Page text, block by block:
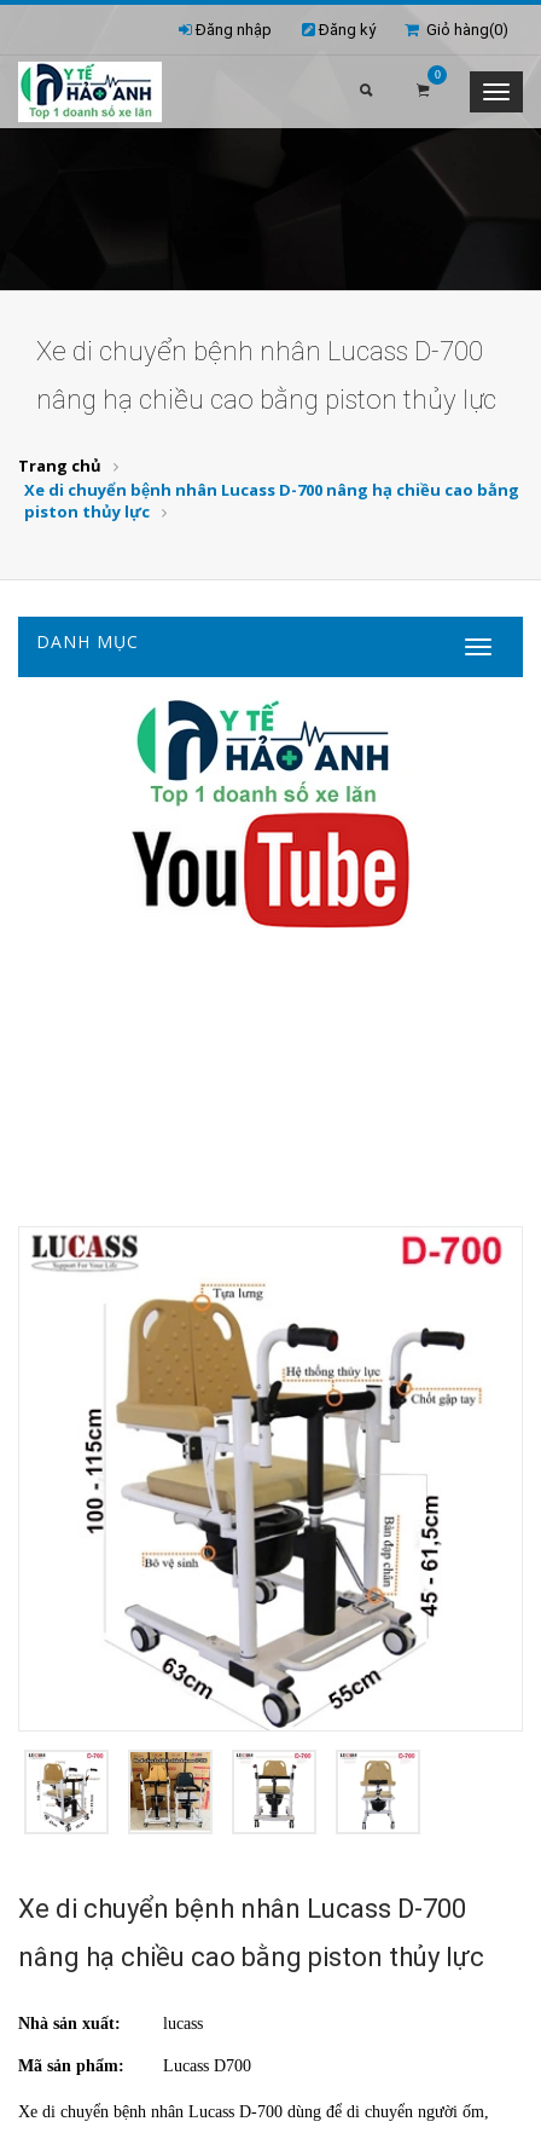
Giỏ hàng(0)
Đăng nhập Đăng ký
0
Xe di chuyển bệnh nhân Lucass D-700
nâng hạ chiều cao bằng piston thủy lực
Trang chủ
Xe di chuyển bệnh nhân Lucass D-700 nâng hạ chiều cao bằng
piston thủy lực
DANH MỤC
Xe di chuyển bệnh nhân Lucass D-700
nâng hạ chiều cao bằng piston thủy lực
Nhà sản xuất: lucass
Mã sản phẩm: Lucass D700
Xe di chuyển bệnh nhân Lucass D-700 dùng để di chuyển người ốm,